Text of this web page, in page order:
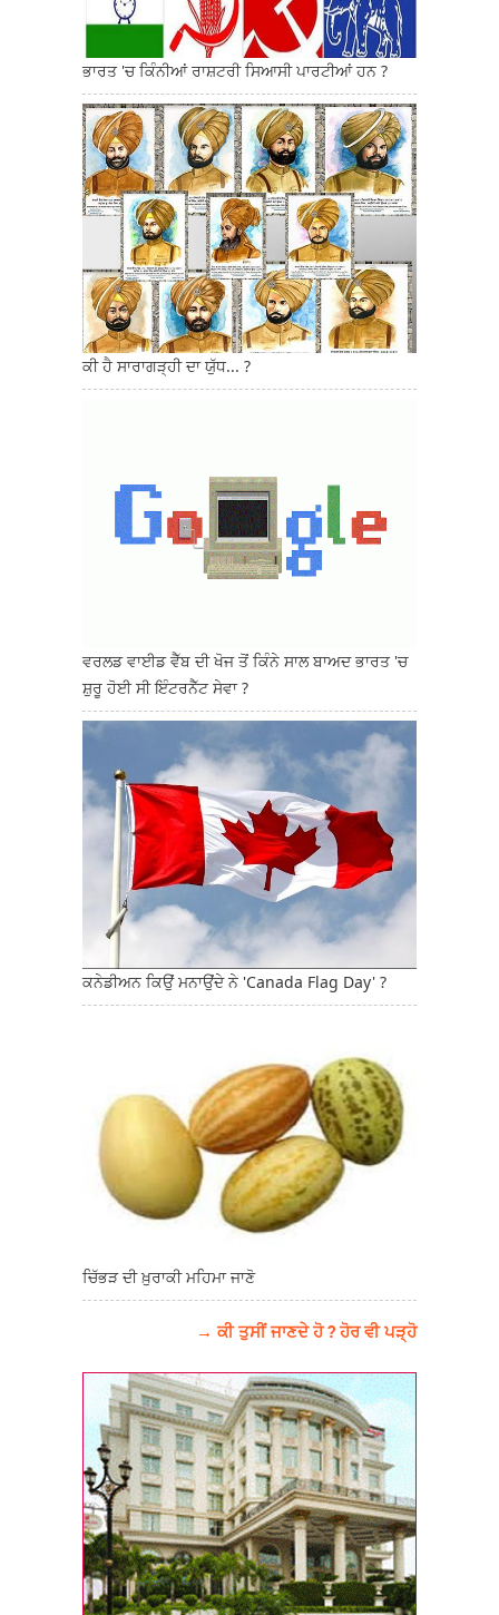
ਭਾਰਤ 'ਚ ਕਿੰਨੀਆਂ ਰਾਸ਼ਟਰੀ ਸਿਆਸੀ ਪਾਰਟੀਆਂ ਹਨ ?
ਕੀ ਹੈ ਸਾਰਾਗੜ੍ਹੀ ਦਾ ਯੁੱਧ... ?
ਵਰਲਡ ਵਾਈਡ ਵੈੱਬ ਦੀ ਖੋਜ ਤੋਂ ਕਿੰਨੇ ਸਾਲ ਬਾਅਦ ਭਾਰਤ 'ਚ
ਸ਼ੁਰੂ ਹੋਈ ਸੀ ਇੰਟਰਨੈੱਟ ਸੇਵਾ ?
ਕਨੇਡੀਅਨ ਕਿਉਂ ਮਨਾਉਂਦੇ ਨੇ 'Canada Flag Day' ?
ਚਿੱਭੜ ਦੀ ਖ਼ੁਰਾਕੀ ਮਹਿਮਾ ਜਾਣੋ
→ ਕੀ ਤੁਸੀਂ ਜਾਣਦੇ ਹੋ ? ਹੋਰ ਵੀ ਪੜ੍ਹੋ